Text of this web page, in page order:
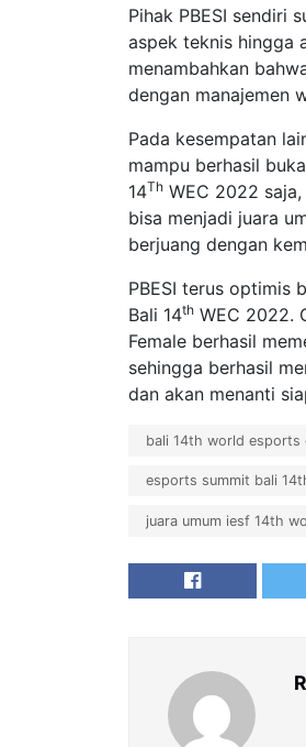
Pihak PBESI sendiri
aspek teknis hingga
menambahkan
dengan manajemen
Pada kesempatan
mampu berhasil
14Th WEC 2022
bisa menjadi juara
berjuang dengan
PBESI terus optimis
Bali 14th WEC 2022.
Female berhasil
sehingga berhasil
dan akan menanti
bali 14th world esports
esports summit bali
juara umum iesf 14th